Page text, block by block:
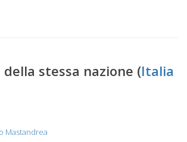
della stessa nazione (Italia
Mastandrea